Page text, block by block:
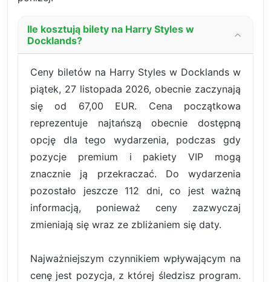
Ile kosztują bilety na Harry Styles w
Docklands?
Ceny biletów na Harry Styles w Docklands w
piątek, 27 listopada 2026, obecnie zaczynają
się od 67,00 EUR. Cena początkowa
reprezentuje najtańszą obecnie dostępną
opcję dla tego wydarzenia, podczas gdy
pozycje premium i pakiety VIP mogą
znacznie ją przekraczać. Do wydarzenia
pozostało jeszcze 112 dni, co jest ważną
informacją, ponieważ ceny zazwyczaj
zmieniają się wraz ze zbliżaniem się daty.
Najważniejszym czynnikiem wpływającym na
cenę jest pozycja, z której śledzisz program.